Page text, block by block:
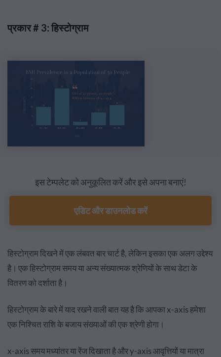
प्रकार # 3: हिस्टोग्राम
इस टेम्पलेट को अनुकूलित करें और इसे अपना बनाएं!
एडिट और डाउनलोड करें
हिस्टोग्राम दिखने में एक लंबवत बार चार्ट है, लेकिन इसका एक अलग उद्देश्य
है। एक हिस्टोग्राम समय या अन्य संख्यात्मक श्रेणियों के साथ डेटा के
वितरण को दर्शाता है।
हिस्टोग्राम के बारे में याद रखने वाली बात यह है कि आपका x-axis हमेशा
एक निश्चित राशि के बजाय संख्याओं की एक श्रेणी होगा।
x-axis समय मध्यांतर या रेंज दिखाता है और y-axis आवृत्तियों या मात्रा